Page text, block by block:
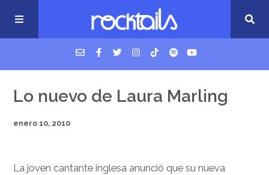
Cigarrillos en la cama
Música nueva
Lo nuevo de Laura Marling
enero 10, 2010
La joven cantante inglesa anunció que su nueva